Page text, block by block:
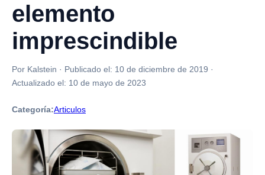
elemento
imprescindible
Por Kalstein · Publicado el: 10 de diciembre de 2019 ·
Actualizado el: 10 de mayo de 2023
Categoría:Articulos